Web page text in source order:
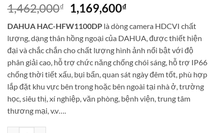
1,462,000₫
Giá
gốc
là:
1,462,000₫.
1,169,600₫Giá
tại
là:
1,169,600₫.
DAHUA HAC-HFW1100DP là dòng camera HDCVI chất
lượng, dạng thân hồng ngoại của DAHUA, được thiết hiện
đại và chắc chắn cho chất lượng hình ảnh nổi bật với độ
phân giải cao, hỗ trợ chức năng chống chói sáng, hỗ trợ IP66
chống thời tiết xấu, bụi bẩn, quan sát ngày đêm tốt, phù hợp
lắp đặt khu vực bên trong hoặc bên ngoài tại nhà ở, trường
học, siêu thị, xí nghiệp, văn phòng, bệnh viện, trung tâm
thương mại, v.v….